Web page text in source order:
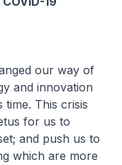
our way of
and innovation
This crisis
for us to
and push us to
which are more